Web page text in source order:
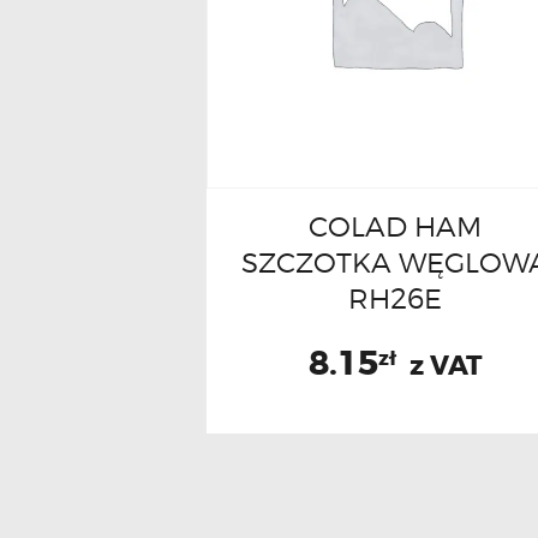
COLAD HAM
SZCZOTKA
RH26E
8.15zł z VAT